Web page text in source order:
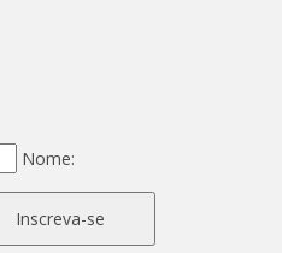
Nome:
Inscreva-se